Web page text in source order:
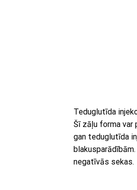
Teduglutīda
Šī zāļu forma var
gan teduglutīda
negatīvās sekas.